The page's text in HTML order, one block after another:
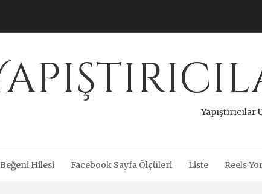
Yapıştırıcılar
Hilesi Facebook Sayfa Ölçüleri Liste Reels